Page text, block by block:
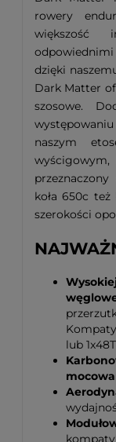
rowery
większość
dzięki
Dark Matter
szosowe.
naszym
wyścigowym,
koła 650c
szerokości
lub